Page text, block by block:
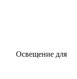
Освещение для